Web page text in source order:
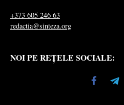
+373 605 246 63
redactia@sinteza.org
NOI PE REȚELE SOCIALE: